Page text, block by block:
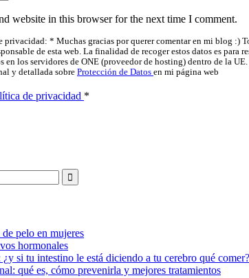
website in this browser for the next time I comment.
* Muchas gracias por querer comentar en mi blog :)
de esta web. La finalidad de recoger estos datos es
en los servidores de ONE (proveedor de hosting) dentro de la
y detallada sobre Protección de Datos en mi página web
de privacidad *
pelo en mujeres
hormonales
si tu intestino le está diciendo a tu cerebro qué comer?
qué es, cómo prevenirla y mejores tratamientos